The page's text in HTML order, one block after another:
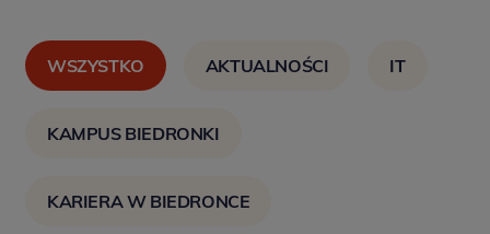
WSZYSTKO AKTUALNOŚCI IT
KAMPUS BIEDRONKI
KARIERA W BIEDRONCE